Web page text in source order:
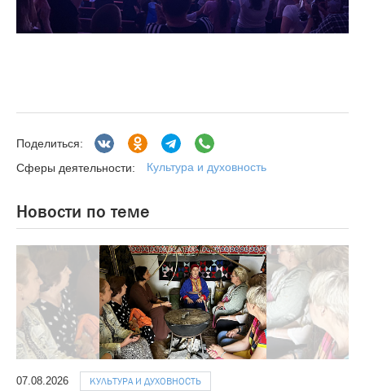
Поделиться:
Сферы деятельности:
Культура и духовность
Новости по теме
07.08.2026 КУЛЬТУРА И ДУХОВНОСТЬ